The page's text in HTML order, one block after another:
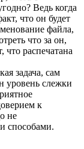
Ведь когда
что он будет
файла,
что за он,
что распечатана
задача, сам
уровень слежки
к
не
способами.